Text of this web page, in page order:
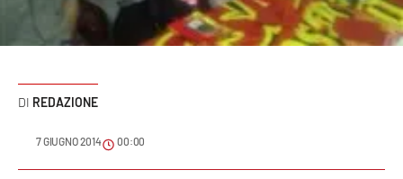
Sanità
Cultura
REDAZIONE
7 GIUGNO 2014 00:00